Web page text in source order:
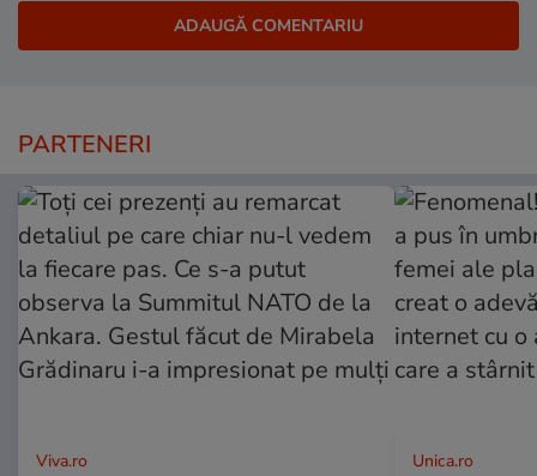
PARTENERI
Viva.ro Unica.ro